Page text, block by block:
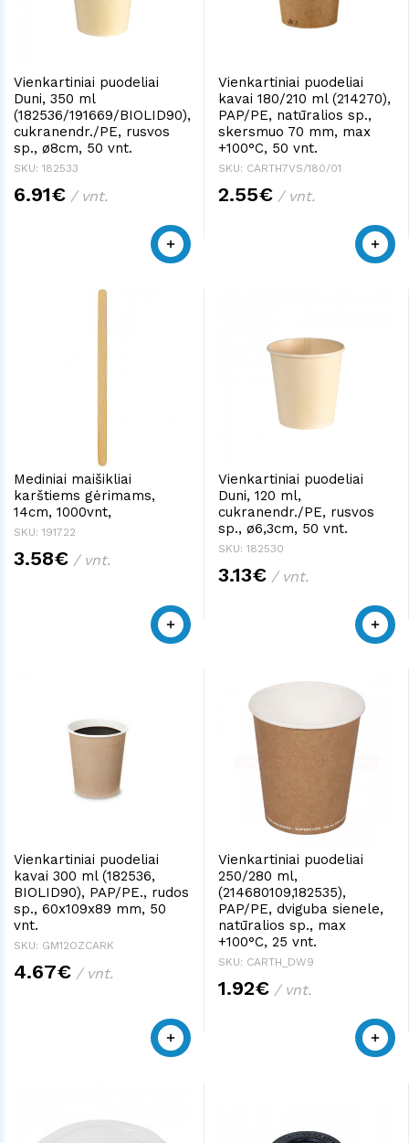
Vienkartiniai puodeliai
Duni, 350 ml
(182536/191669/BIOLID90),
cukranendr./PE, rusvos
sp., ø8cm, 50 vnt.
SKU: 182533
6.91€ / vnt.
Vienkartiniai puodeliai
kavai 180/210 ml (214270),
PAP/PE, natūralios sp.,
skersmuo 70 mm, max
+100°C, 50 vnt.
SKU: CARTH7VS/180/01
2.55€ / vnt.
Mediniai maišikliai
karštiems gėrimams,
14cm, 1000vnt,
SKU: 191722
3.58€ / vnt.
Vienkartiniai puodeliai
Duni, 120 ml,
cukranendr./PE, rusvos
sp., ø6,3cm, 50 vnt.
SKU: 182530
3.13€ / vnt.
Vienkartiniai puodeliai
kavai 300 ml (182536,
BIOLID90), PAP/PE., rudos
sp., 60x109x89 mm, 50
vnt.
SKU: GM12OZCARK
4.67€ / vnt.
Vienkartiniai puodeliai
250/280 ml,
(214680109,182535),
PAP/PE, dviguba sienele,
natūralios sp., max
+100°C, 25 vnt.
SKU: CARTH_DW9
1.92€ / vnt.